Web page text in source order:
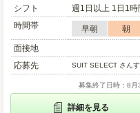
シフト
週1日以上 1日1時
時間帯
早朝 朝
面接地
応募先
SUIT SELECT さん
募集終了日時：8月
詳細を見る